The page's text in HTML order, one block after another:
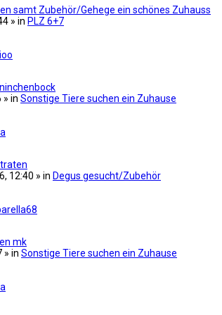
samt Zubehör/Gehege ein schönes Zuhauss
» in PLZ 6+7
» in Sonstige Tiere suchen ein Zuhause
12:40 » in Degus gesucht/Zubehör
mk
» in Sonstige Tiere suchen ein Zuhause